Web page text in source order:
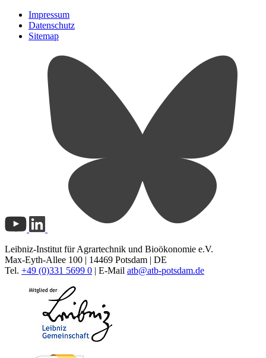
Impressum
Datenschutz
Sitemap
Leibniz-Institut für Agrartechnik und Bioökonomie e.V.
Max-Eyth-Allee 100 | 14469 Potsdam | DE
Tel. +49 (0)331 5699 0 | E-Mail atb@atb-potsdam.de